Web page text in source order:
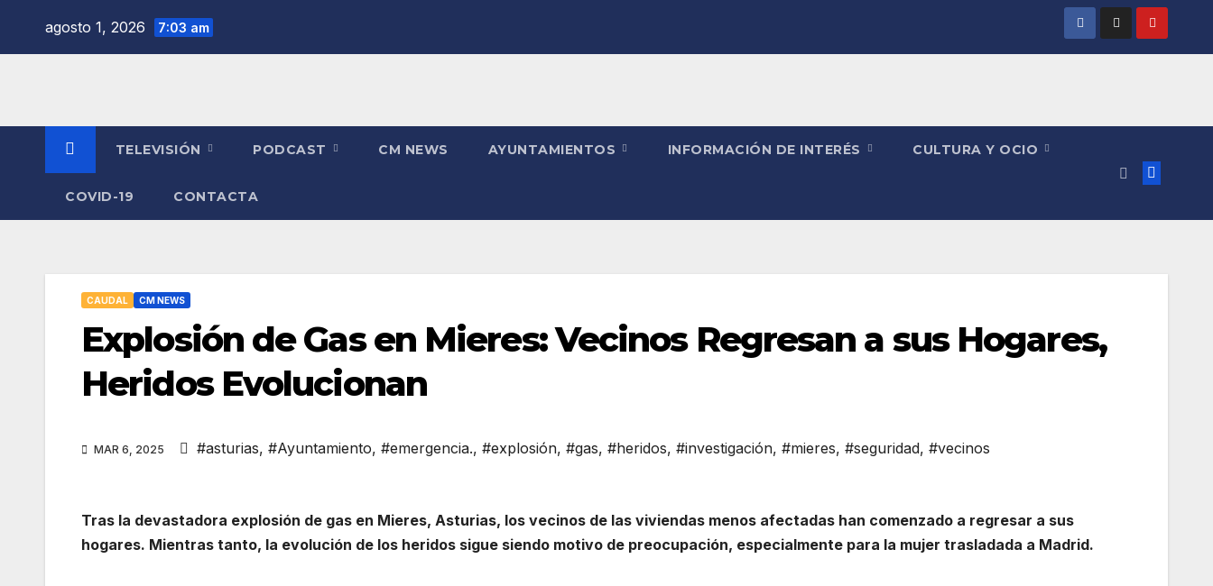
agosto 1, 2026 7:03 am
TELEVISIÓN PODCAST CM NEWS AYUNTAMIENTOS INFORMACIÓN DE INTERÉS CULTURA Y OCIO
COVID-19 CONTACTA
CAUDAL CM NEWS
Explosión de Gas en Mieres: Vecinos Regresan a sus Hogares,
Heridos Evolucionan
MAR 6, 2025 #asturias, #Ayuntamiento, #emergencia., #explosión, #gas, #heridos, #investigación, #mieres, #seguridad, #vecinos
Tras la devastadora explosión de gas en Mieres, Asturias, los vecinos de las viviendas menos afectadas han comenzado a regresar a sus
hogares. Mientras tanto, la evolución de los heridos sigue siendo motivo de preocupación, especialmente para la mujer trasladada a Madrid.